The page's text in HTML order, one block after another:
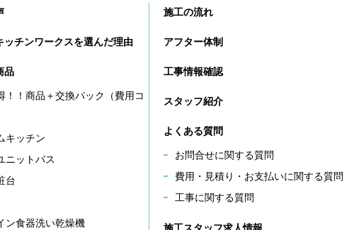
ッチンワークスを選んだ理由
品
！！商品＋交換パック（費用コ
キッチン
ニットバス
台
ン食器洗い乾燥機
施工の流れ
アフター体制
工事情報確認
スタッフ紹介
よくある質問
お問合せに関する質問
費用・見積り・お支払いに関する質問
工事に関する質問
施工スタッフ求人情報